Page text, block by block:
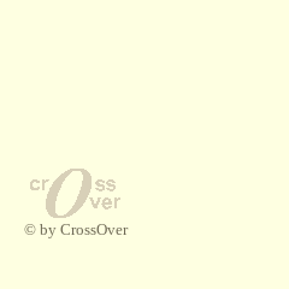
© by CrossOver